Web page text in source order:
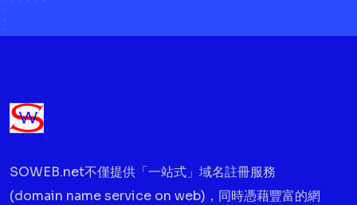
SOWEB.net不僅提供「一站式」域名註冊服務
(domain name service on web)，同時憑藉豐富的網